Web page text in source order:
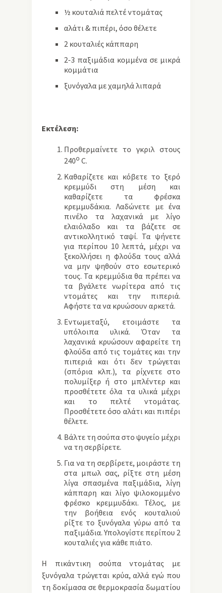
½ κουταλιά πελτέ ντομάτας
αλάτι & πιπέρι, όσο θέλετε
2 κουταλιές κάππαρη
2-3 παξιμάδια κομμένα σε μικρά
κομμάτια
ξυνόγαλα με χαμηλά λιπαρά
Εκτέλεση:
Προθερμαίνετε το γκριλ στους
240ο C.
Καθαρίζετε και κόβετε το ξερό
κρεμμύδι στη μέση και
καθαρίζετε τα φρέσκα
κρεμμυδάκια. Λαδώνετε με ένα
πινέλο τα λαχανικά με λίγο
ελαιόλαδο και τα βάζετε σε
αντικολλητικό ταψί. Τα ψήνετε
για περίπου 10 λεπτά, μέχρι να
ξεκολλήσει η φλούδα τους αλλά
να μην ψηθούν στο εσωτερικό
τους. Τα κρεμμύδια θα πρέπει να
τα βγάλετε νωρίτερα από τις
ντομάτες και την πιπεριά.
Αφήστε τα να κρυώσουν αρκετά.
Εντωμεταξύ, ετοιμάστε τα
υπόλοιπα υλικά. Όταν τα
λαχανικά κρυώσουν αφαρείτε τη
φλούδα από τις τομάτες και την
πιπεριά και ότι δεν τρώγεται
(σπόρια κλπ.), τα ρίχνετε στο
πολυμίξερ ή στο μπλέντερ και
προσθέτετε όλα τα υλικά μέχρι
και το πελτέ ντομάτας.
Προσθέτετε όσο αλάτι και πιπέρι
θέλετε.
Βάλτε τη σούπα στο ψυγείο μέχρι
να τη σερβίρετε.
Για να τη σερβίρετε, μοιράστε τη
στα μπωλ σας, ρίξτε στη μέση
λίγα σπασμένα παξιμάδια, λίγη
κάππαρη και λίγο ψιλοκομμένο
φρέσκο κρεμμυδάκι. Τέλος, με
την βοήθεια ενός κουταλιού
ρίξτε το ξυνόγαλα γύρω από τα
παξιμάδια. Υπολογίστε περίπου 2
κουταλιές για κάθε πιάτο.
Η πικάντικη σούπα ντομάτας με
ξυνόγαλα τρώγεται κρύα, αλλά εγώ που
τη δοκίμασα σε θερμοκρασία δωματίου